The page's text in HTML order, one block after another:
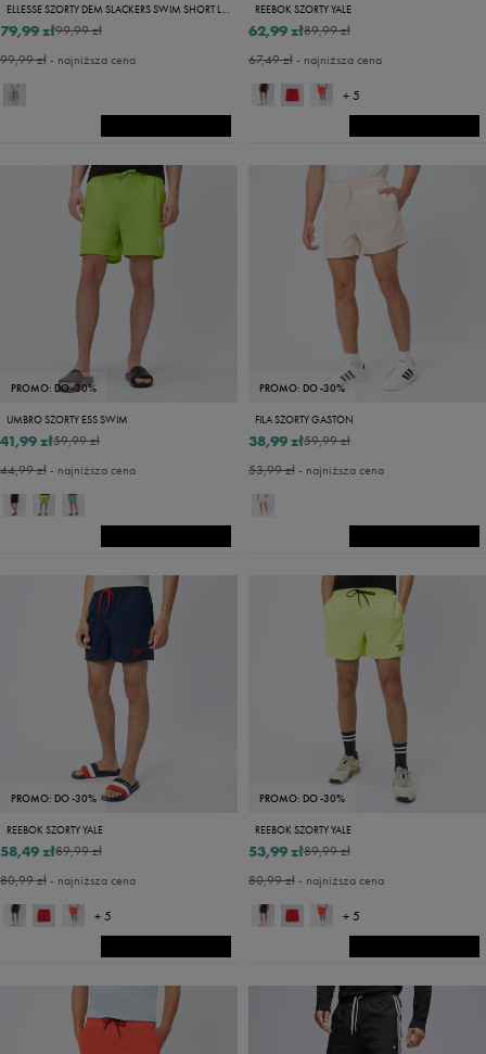
ELLESSE SZORTY DEM SLACKERS SWIM SHORT LBLUE/NAVY
99,99 zł
79,99 zł
99,99 zł- najniższa cena
REEBOK SZORTY YALE
89,99 zł
62,99 zł
67,49 zł- najniższa cena
+ 5
PROMO: DO -30%
UMBRO SZORTY ESS SWIM
59,99 zł
41,99 zł
44,99 zł- najniższa cena
PROMO: DO -30%
FILA SZORTY GASTON
59,99 zł
38,99 zł
53,99 zł- najniższa cena
PROMO: DO -30%
REEBOK SZORTY YALE
89,99 zł
58,49 zł
80,99 zł- najniższa cena
+ 5
PROMO: DO -30%
REEBOK SZORTY YALE
89,99 zł
53,99 zł
80,99 zł- najniższa cena
+ 5